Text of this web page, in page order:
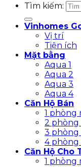
Tìm kiếm:
Vinhomes
Vị trí
Tiện ích
Mặt bằng
Aqua 1
Aqua 2
Aqua 3
Aqua 4
Căn Hộ Bán
1 phòng
2 phòng
3 phòng
4 phòng
Căn Hộ Cho
1 phòng